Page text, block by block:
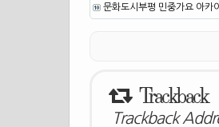
문화도시부평 민중가요 아카
Trackback
Trackback